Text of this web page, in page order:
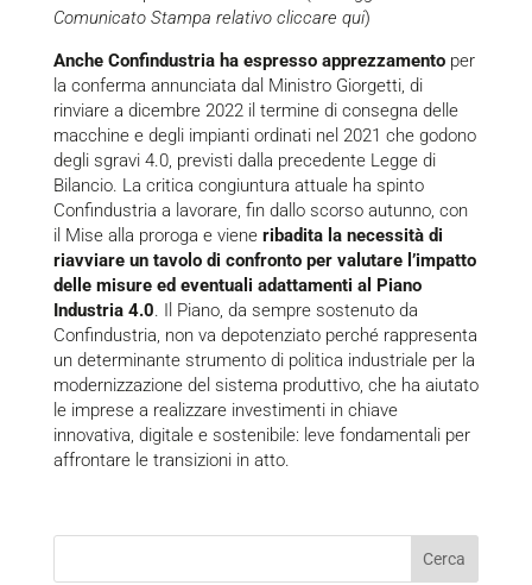
Comunicato Stampa relativo cliccare qui)
Anche Confindustria ha espresso apprezzamentoper
la conferma annunciata dal Ministro Giorgetti, di
rinviare a dicembre 2022 il termine di consegna delle
macchine e degli impianti ordinati nel 2021 che godono
degli sgravi 4.0, previsti dalla precedente Legge di
Bilancio. La critica congiuntura attuale ha spinto
Confindustria a lavorare, fin dallo scorso autunno, con
il Mise alla proroga e viene ribadita la necessità di
riavviare un tavolo di confronto per valutare l’impatto
delle misure ed eventuali adattamenti al Piano
Industria 4.0. Il Piano, da sempre sostenuto da
Confindustria, non va depotenziato perché rappresenta
un determinante strumento di politica industriale per la
modernizzazione del sistema produttivo, che ha aiutato
le imprese a realizzare investimenti in chiave
innovativa, digitale e sostenibile: leve fondamentali per
affrontare le transizioni in atto.